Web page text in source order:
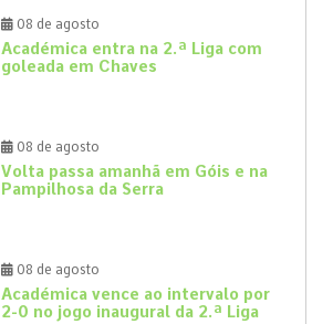
08 de agosto
Académica entra na 2.ª Liga com
goleada em Chaves
08 de agosto
Volta passa amanhã em Góis e na
Pampilhosa da Serra
08 de agosto
Académica vence ao intervalo por
2-0 no jogo inaugural da 2.ª Liga